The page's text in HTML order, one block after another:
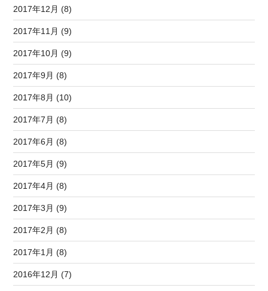
2017年12月 (8)
2017年11月 (9)
2017年10月 (9)
2017年9月 (8)
2017年8月 (10)
2017年7月 (8)
2017年6月 (8)
2017年5月 (9)
2017年4月 (8)
2017年3月 (9)
2017年2月 (8)
2017年1月 (8)
2016年12月 (7)